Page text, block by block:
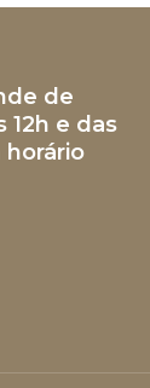
de
12h e das
horário